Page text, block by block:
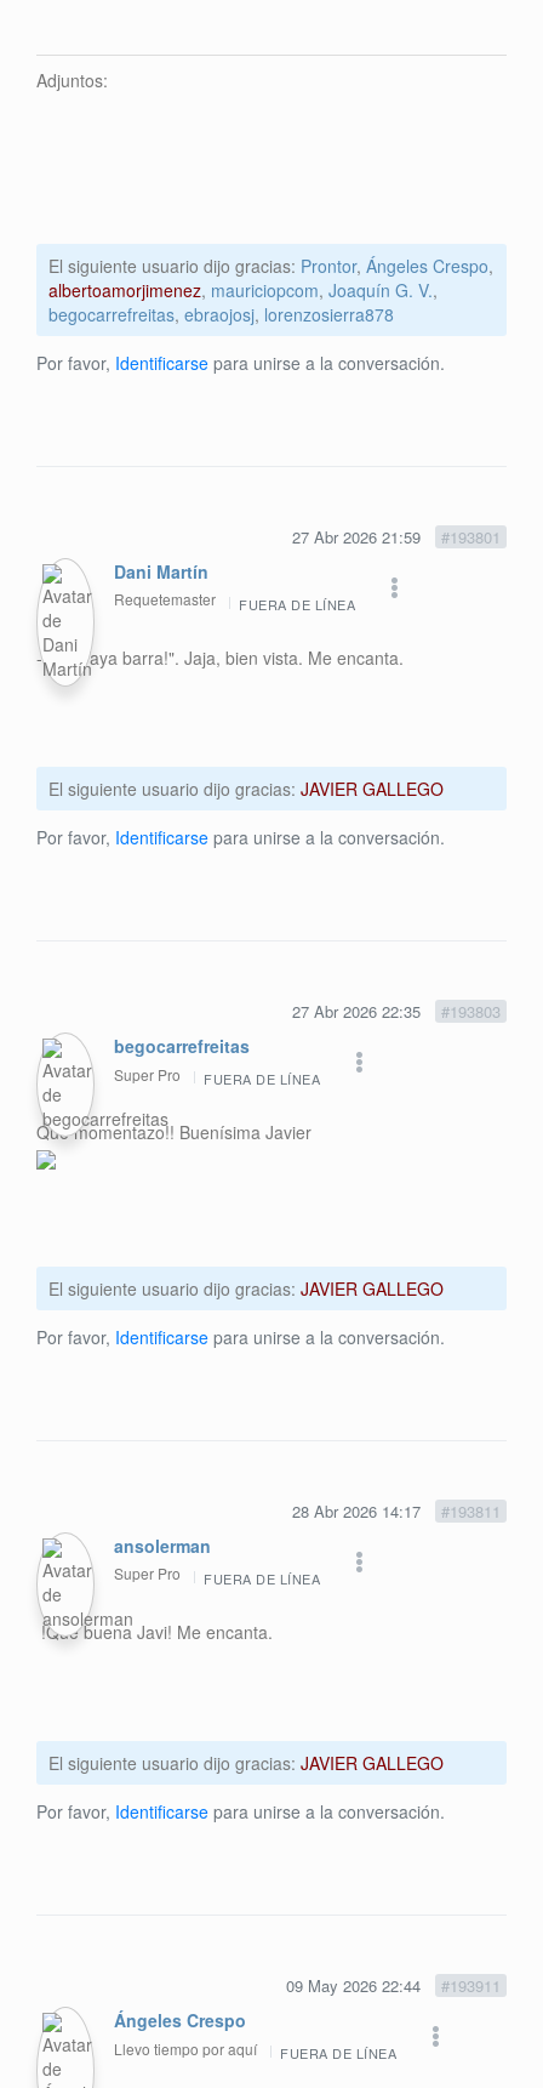
Adjuntos:
El siguiente usuario dijo gracias: Prontor, Ángeles Crespo,
albertoamorjimenez, mauriciopcom, Joaquín G. V.,
begocarrefreitas, ebraojosj, lorenzosierra878
Por favor, Identificarse para unirse a la conversación.
27 Abr 2026 21:59 #193801
Dani Martín
Requetemaster FUERA DE LÍNEA
-"Uh ¡Vaya barra!". Jaja, bien vista. Me encanta.
El siguiente usuario dijo gracias: JAVIER GALLEGO
Por favor, Identificarse para unirse a la conversación.
27 Abr 2026 22:35 #193803
begocarrefreitas
Super Pro FUERA DE LÍNEA
Qué momentazo!! Buenísima Javier
El siguiente usuario dijo gracias: JAVIER GALLEGO
Por favor, Identificarse para unirse a la conversación.
28 Abr 2026 14:17 #193811
ansolerman
Super Pro FUERA DE LÍNEA
!Que buena Javi! Me encanta.
El siguiente usuario dijo gracias: JAVIER GALLEGO
Por favor, Identificarse para unirse a la conversación.
09 May 2026 22:44 #193911
Ángeles Crespo
Llevo tiempo por aquí FUERA DE LÍNEA